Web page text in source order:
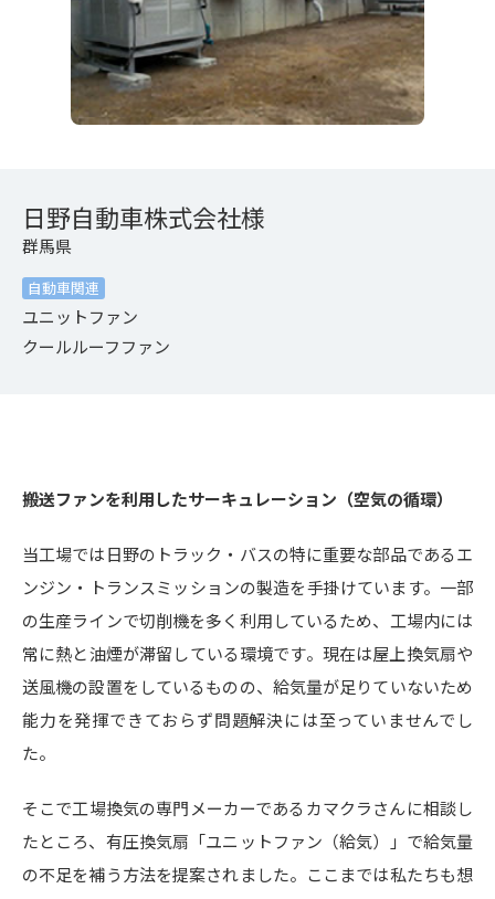
日野自動車株式会社様
群馬県
自動車関連
ユニットファン
クールルーフファン
搬送ファンを利用したサーキュレーション（空気の循環）
当工場では日野のトラック・バスの特に重要な部品であるエ
ンジン・トランスミッションの製造を手掛けています。一部
の生産ラインで切削機を多く利用しているため、工場内には
常に熱と油煙が滞留している環境です。現在は屋上換気扇や
送風機の設置をしているものの、給気量が足りていないため
能力を発揮できておらず問題解決には至っていませんでし
た。
そこで工場換気の専門メーカーであるカマクラさんに相談し
たところ、有圧換気扇「ユニットファン（給気）」で給気量
の不足を補う方法を提案されました。ここまでは私たちも想